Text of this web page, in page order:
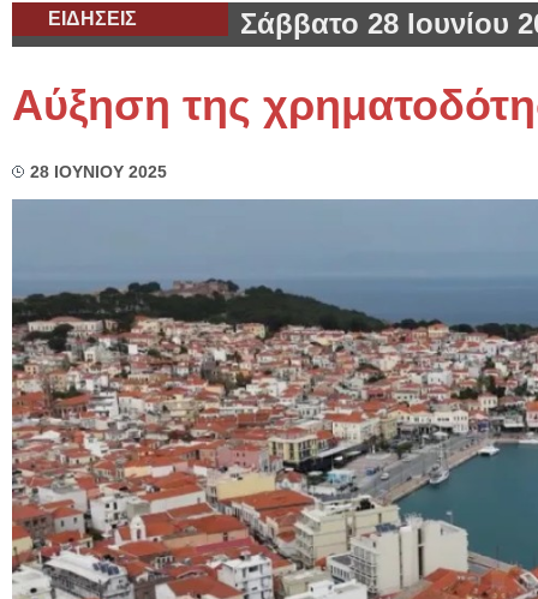
ΕΙΔΗΣΕΙΣ Σάββατο 28 Ιουνίου
Αύξηση της
28 ΙΟΥΝΙΟΥ 2025